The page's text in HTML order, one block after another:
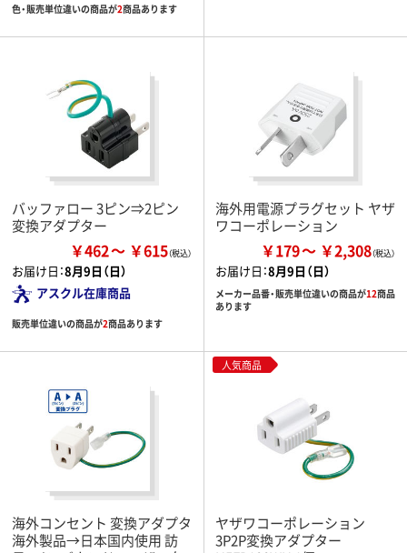
色・販売単位違いの商品が2商品あります
バッファロー 3ピン⇒2ピン
変換アダプター
￥462 ￥615
お届け日：8月9日（日）
アスクル在庫商品
販売単位違いの商品が2商品あります
海外用電源プラグセット ヤザ
ワコーポレーション
￥179 ￥2,308
お届け日：8月9日（日）
メーカー品番・販売単位違いの商品が12商品
あります
海外コンセント 変換アダプタ
海外製品→日本国内使用 訪
人気商品
ヤザワコーポレーション
3P2P変換アダプター